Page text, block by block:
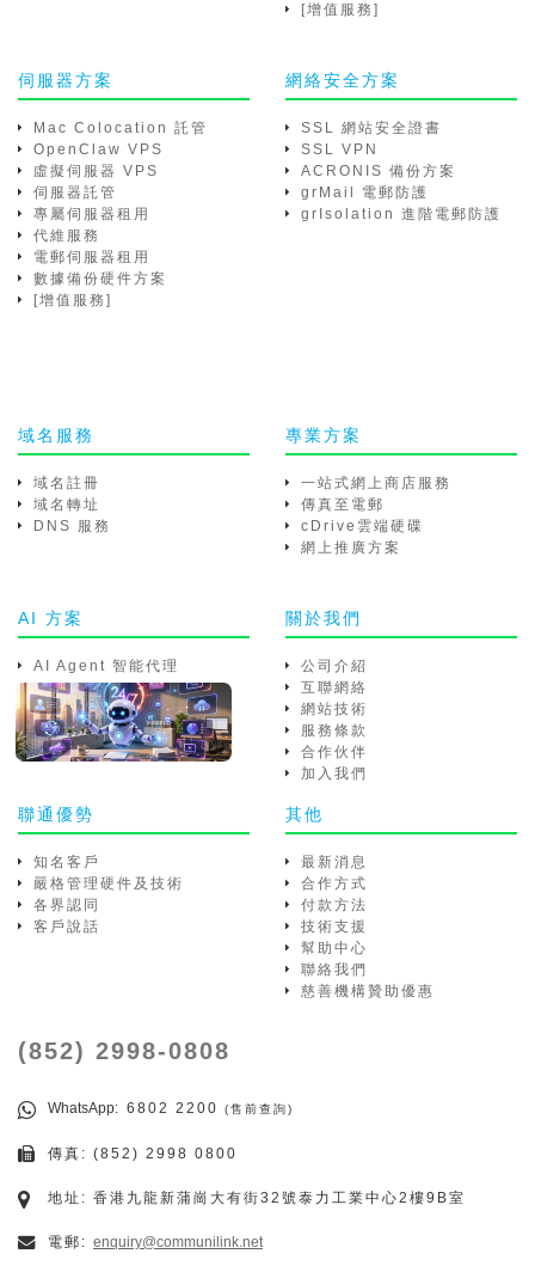
[增值服務]
伺服器方案
Mac Colocation 託管
OpenClaw VPS
虛擬伺服器 VPS
伺服器託管
專屬伺服器租用
代維服務
電郵伺服器租用
數據備份硬件方案
[增值服務]
網絡安全方案
SSL 網站安全證書
SSL VPN
ACRONIS 備份方案
grMail 電郵防護
grIsolation 進階電郵防護
域名服務
域名註冊
域名轉址
DNS 服務
專業方案
一站式網上商店服務
傳真至電郵
cDrive雲端硬碟
網上推廣方案
AI 方案
AI Agent 智能代理
關於我們
公司介紹
互聯網絡
網站技術
服務條款
合作伙伴
加入我們
聯通優勢
知名客戶
嚴格管理硬件及技術
各界認同
客戶說話
其他
最新消息
合作方式
付款方法
技術支援
幫助中心
聯絡我們
慈善機構贊助優惠
(852) 2998-0808
WhatsApp: 6802 2200 (售前查詢)
傳真: (852) 2998 0800
地址: 香港九龍新蒲崗大有街32號泰力工業中心2樓9B室
電郵: enquiry@communilink.net